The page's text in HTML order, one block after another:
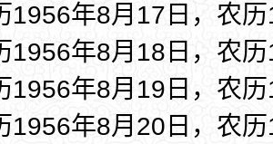
1956年8月17日，农
1956年8月18日，农
1956年8月19日，农
1956年8月20日，农